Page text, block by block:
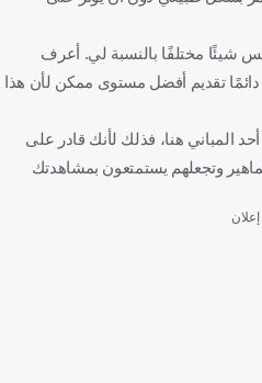
شيئًا مختلفًا بالنسبة لي. أعرف
دائمًا تقديم أفضل مستوى ممكن لأن هذا
المباني هنا، فذلك لأنك قادر على
وتجعلهم يستمتعون بمشاهدتك
إعلان